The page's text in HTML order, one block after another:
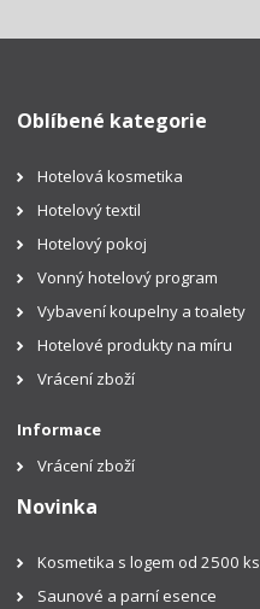
Oblíbené kategorie
Hotelová kosmetika
Hotelový textil
Hotelový pokoj
Vonný hotelový program
Vybavení koupelny a toalety
Hotelové produkty na míru
Vrácení zboží
Informace
Vrácení zboží
Novinka
Kosmetika s logem od 2500 ks
Saunové a parní esence